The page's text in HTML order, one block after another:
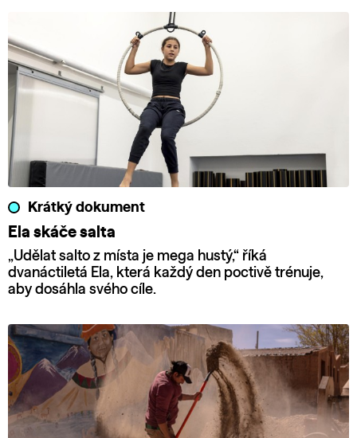
Krátký dokument
Ela skáče salta
„Udělat salto z místa je mega hustý,“ říká
dvanáctiletá Ela, která každý den poctivě trénuje,
aby dosáhla svého cíle.